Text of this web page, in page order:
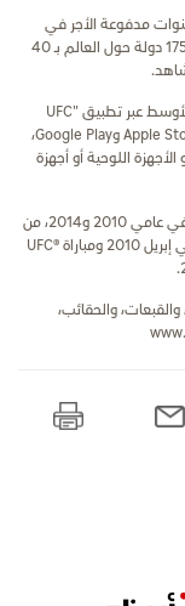
مدفوعة الأجر في
بعض الأسواق المختارة. تعرض فعاليات اليو إف سي في 175 دولة حول العالم بـ 40
كما سيتم بث الحدث في الإمارات وسائر منطقة الشرق الأوسط عبر تطبيق "UFC
Arabia" مدفوعة الأجر، والتي تتوفر عبر متاجر تطبيقات Apple Store وGoogle Play،
اللوحية أو أجهزة
يذكر أن أبوظبي استضافت عدد من مباريات اليو إف سي في عامي 2010 و2014، من
بينهم أول مباراة خارجية، مباراة UFC 112®: INVINCIBLE في إبريل 2010 ومباراة UFC®
والحقائب،